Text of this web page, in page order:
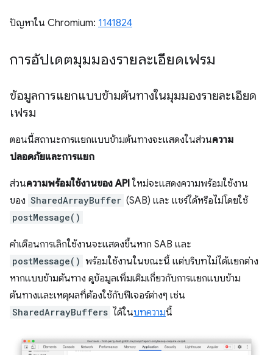
ปัญหาใน Chromium: 1141824
การอัปเดตมุมมองรายละเอียดเฟรม
ข้อมูลการแยกแบบข้ามต้นทางในมุมมองรายละเอียด
เฟรม
ตอนนี้สถานะการแยกแบบข้ามต้นทางจะแสดงในส่วนความ
ปลอดภัยและการแยก
ส่วนความพร้อมใช้งานของ APIใหม่จะแสดงความพร้อมใช้งาน
ของ SharedArrayBuffer (SAB) และ แชร์ได้หรือไม่โดยใช้
postMessage()
คำเตือนการเลิกใช้งานจะแสดงขึ้นหาก SAB และ
postMessage() พร้อมใช้งานในขณะนี้ แต่บริบทไม่ได้แยกต่าง
หากแบบข้ามต้นทาง ดูข้อมูลเพิ่มเติมเกี่ยวกับการแยกแบบข้าม
ต้นทางและเหตุผลที่ต้องใช้กับฟีเจอร์ต่างๆ เช่น
SharedArrayBuffers ได้ในบทความนี้